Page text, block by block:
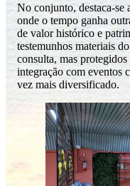
No conjunto, destaca-se
onde o tempo ganha
de valor histórico e
testemunhos materiais
consulta, mas
integração com eventos
vez mais diversificado.